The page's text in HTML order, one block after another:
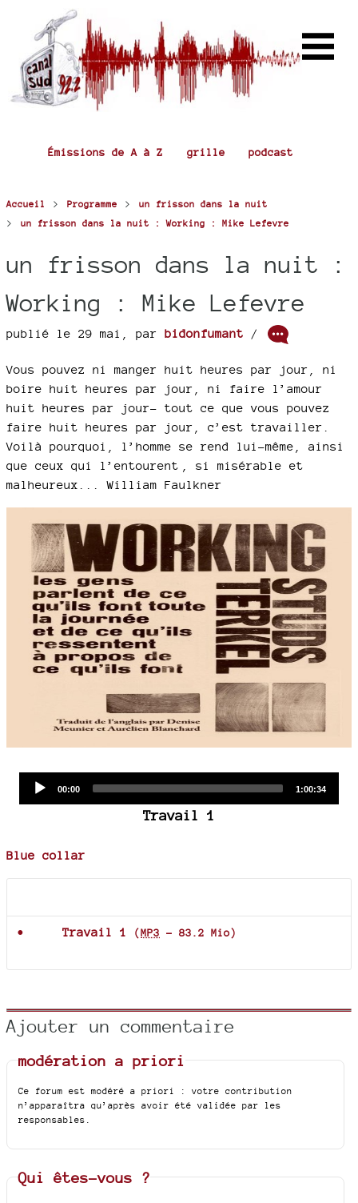
Émissions de A à Z grille podcast
Accueil > Programme > un frisson dans la nuit
> un frisson dans la nuit : Working : Mike Lefevre
un frisson dans la nuit :
Working : Mike Lefevre
publié le 29 mai par bidonfumant /
Vous pouvez ni manger huit heures par jour, ni
boire huit heures par jour, ni faire l’amour
huit heures par jour- tout ce que vous pouvez
faire huit heures par jour, c’est travailler.
Voilà pourquoi, l’homme se rend lui-même, ainsi
que ceux qui l’entourent , si misérable et
malheureux... William Faulkner
Current
00:00
Total
1:00:34
Travail 1
Blue collar
Travail 1 (MP3 - 83.2 Mio)
Ajouter un commentaire
modération a priori
Ce forum est modéré a priori : votre contribution
n’apparaîtra qu’après avoir été validée par les
responsables.
Qui êtes-vous ?